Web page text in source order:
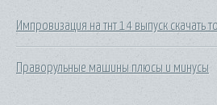
Импровизация на тнт 14 выпуск скачать
Праворульные машины плюсы и минусы